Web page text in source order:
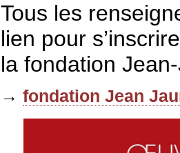
Tous les
lien pour
la fondation
→ fondation Jean